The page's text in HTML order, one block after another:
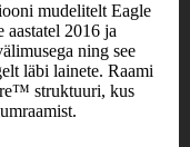
mudelitelt Eagle
2016 ja
ning see
läbi lainete. Raami
struktuuri, kus